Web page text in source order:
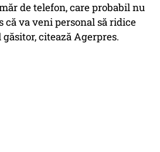
de telefon, care probabil nu
că va veni personal să ridice
citează Agerpres.